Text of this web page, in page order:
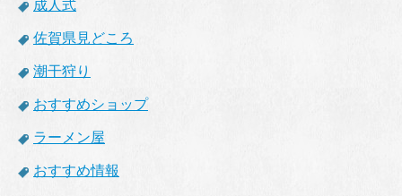
成人式
佐賀県見どころ
潮干狩り
おすすめショップ
ラーメン屋
おすすめ情報